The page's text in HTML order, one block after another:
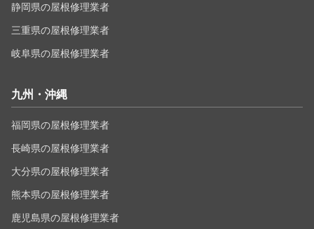
静岡県の屋根修理業者
三重県の屋根修理業者
岐阜県の屋根修理業者
九州・沖縄
福岡県の屋根修理業者
長崎県の屋根修理業者
大分県の屋根修理業者
熊本県の屋根修理業者
鹿児島県の屋根修理業者